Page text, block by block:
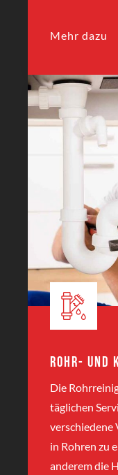
Mehr dazu
Rohr- und
Die
täglichen
verschiedene
in Rohren zu
anderem die